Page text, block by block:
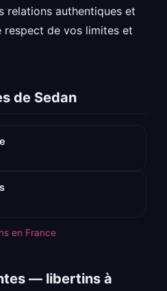
relations authentiques et
respect de vos limites et
de Sedan
en France
— libertins à